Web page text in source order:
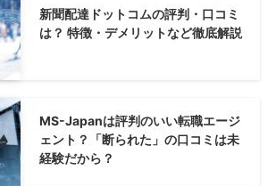
新聞配達ドットコムの評判・口コミ
は？ 特徴・デメリットなど徹底解説
MS-Japanは評判のいい転職エージ
ェント？「断られた」の口コミは未
経験だから？